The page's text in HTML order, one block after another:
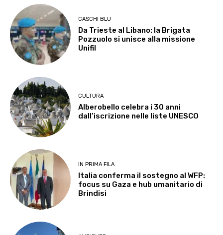
CASCHI BLU
Da Trieste al Libano: la Brigata
Pozzuolo si unisce alla missione
Unifil
CULTURA
Alberobello celebra i 30 anni
dall’iscrizione nelle liste UNESCO
IN PRIMA FILA
Italia conferma il sostegno al WFP:
focus su Gaza e hub umanitario di
Brindisi